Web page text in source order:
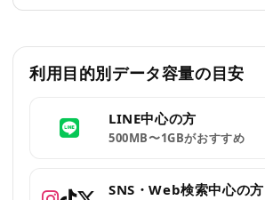
利用目的別データ容量の目安
LINE中心の方
500MB〜1GBがおすすめ
SNS・Web検索中心の方